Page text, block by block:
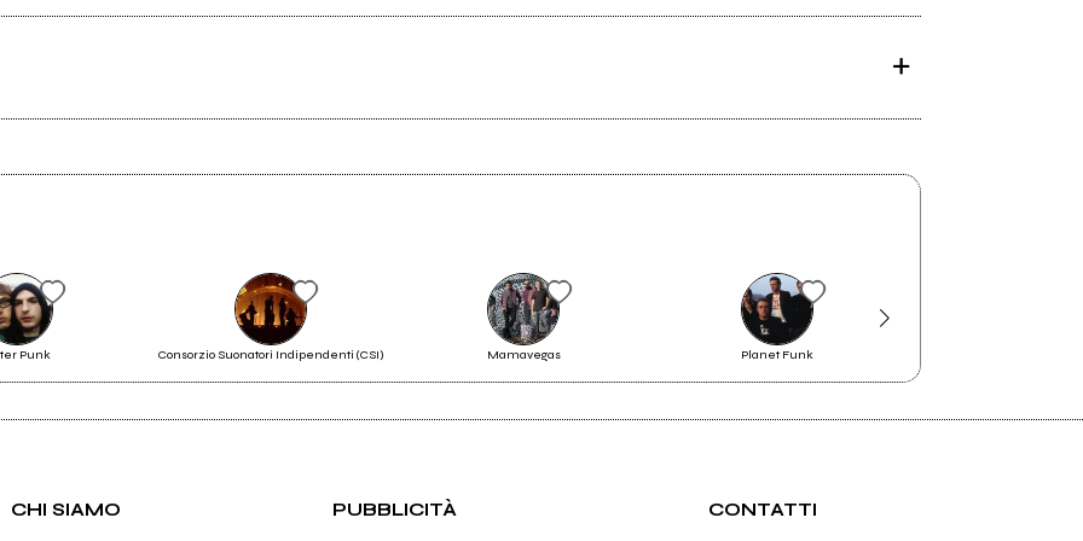
HIP HOP CORN
Invia messaggio
Punk Consorzio Suonatori Indipendenti (CSI) Mamavegas Planet Funk
CHI SIAMO PUBBLICITÀ CONTATTI